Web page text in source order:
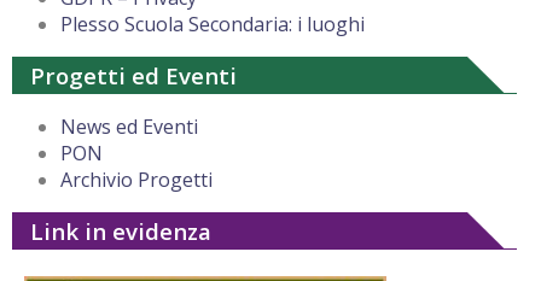
Plesso Scuola Secondaria: i luoghi
Progetti ed Eventi
News ed Eventi
PON
Archivio Progetti
Link in evidenza